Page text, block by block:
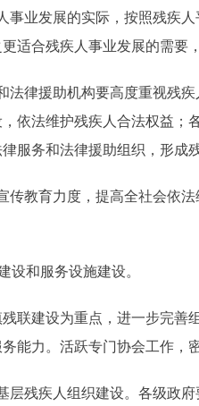
业发展的实际，按照残疾人
适合残疾人事业发展的需要
律援助机构要高度重视残疾
依法维护残疾人合法权益；
服务和法律援助组织，形成
教育力度，提高全社会依法
和服务设施建设。
建设为重点，进一步完善组
能力。活跃专门协会工作，
残疾人组织建设。各级政府